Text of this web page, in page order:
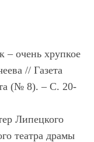
‒ очень хрупкое
// Газета
(№ 8). – С. 20-
Липецкого
театра драмы